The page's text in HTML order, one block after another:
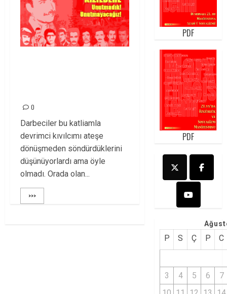
0
Darbeciler bu katliamla
devrimci kıvılcımı ateşe
dönüşmeden söndürdüklerini
düşünüyorlardı ama öyle
olmadı. Orada olan...
>>>
PDF
PDF
P S Ç P C
3 4 5 6
7